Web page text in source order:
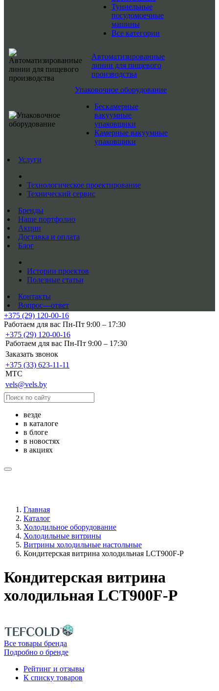
Туннельные
посудомоечные
машины
Все категории
Автоматизированные
линии для пищевого
производства
Упаковочное оборудование
Бескамерные
вакуумные
упаковщики
Камерные вакуумные
упаковщики
Услуги
Технологическое проектирование
Технический сервис
Бренды
Наше портфолио
Акции
Доставка и оплата
Блог
Истории проектов
Полезные статьи
Контакты
Вопрос—ответ
+375 (29) 120-00-16
Работаем для вас Пн-Пт 9:00 – 17:30
+375 (29) 120-00-16
Работаем для вас Пн-Пт 9:00 – 17:30
Заказать звонок
+375 (33) 623-11-11
MTC
vels@vels.by
везде
в каталоге
в блоге
в новостях
в акциях
Главная
Каталог
Холодильное оборудование
Холодильные витрины
Витрины холодильные настольные
Кондитерская витрина холодильная LCT900F-P
Кондитерская витрина
холодильная LCT900F-P
Все товары бренда
Подробно о бренде
Рейтинг и отзывы
К списку товаров